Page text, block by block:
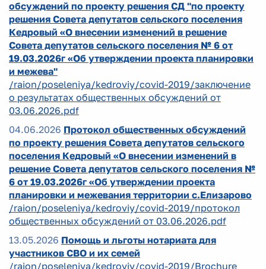
обсуждений по проекту решения СД "по проекту
решения Совета депутатов сельского поселения
Кедровый «О внесении изменений в решение
Совета депутатов сельского поселения № 6 от
19.03.2026г «Об утверждении проекта планировки
и межева"
/raion/poseleniya/kedroviy/covid-2019/заключение
о результатах общественных обсуждений от
03.06.2026.pdf
04.06.2026 Протокол общественных обсуждений
по проекту решения Совета депутатов сельского
поселения Кедровый «О внесении изменений в
решение Совета депутатов сельского поселения №
6 от 19.03.2026г «Об утверждении проекта
планировки и межевания территории с.Елизарово
/raion/poseleniya/kedroviy/covid-2019/протокол
общественных обсуждений от 03.06.2026.pdf
13.05.2026 Помощь и льготы нотариата для
участников СВО и их семей
/raion/poseleniya/kedroviy/covid-2019/Brochure